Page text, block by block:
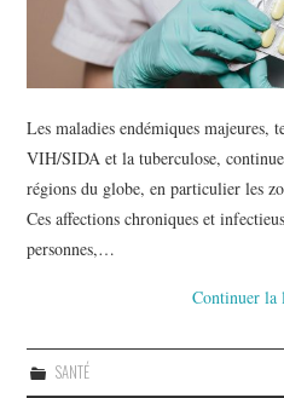
SANTÉ
Les maladies endémiques majeures,
VIH/SIDA et la tuberculose,
régions du globe, en particulier les
Ces affections chroniques et
personnes,…
Continuer la
SANTÉ